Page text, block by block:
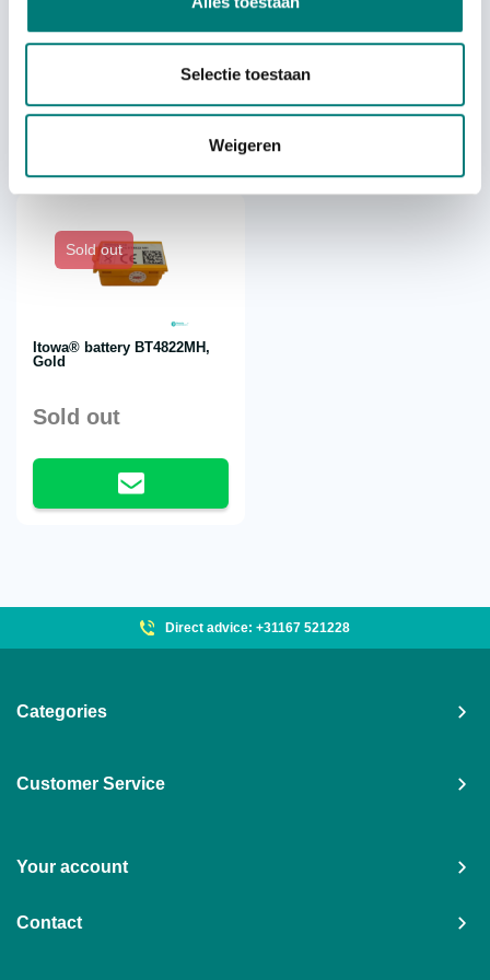
Selectie toestaan
Weigeren
€244,54 €475,63
excl. VAT
Sold out
Itowa® battery BT4822MH,
Gold
Sold out
Direct advice: +31167 521228
Categories
Customer Service
Your account
Contact